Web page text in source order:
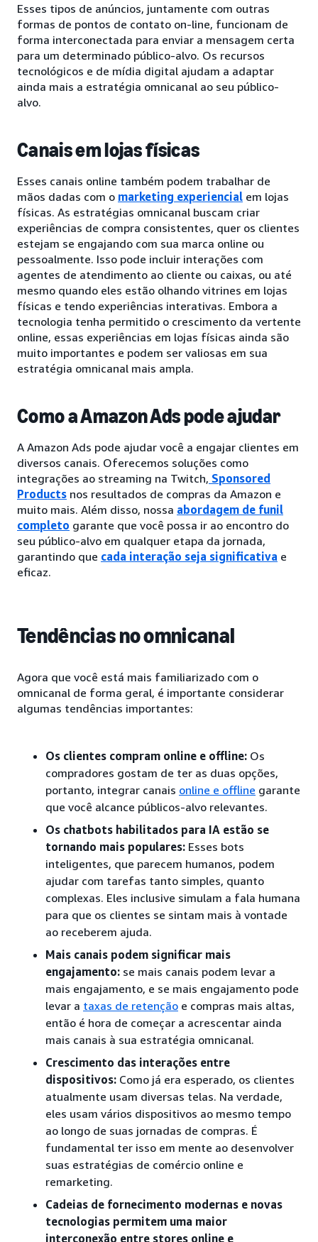
Esses tipos de anúncios, juntamente com outras
formas de pontos de contato on-line, funcionam de
forma interconectada para enviar a mensagem certa
para um determinado público-alvo. Os recursos
tecnológicos e de mídia digital ajudam a adaptar
ainda mais a estratégia omnicanal ao seu público-
alvo.
Canais em lojas físicas
Esses canais online também podem trabalhar de
mãos dadas com o marketing experiencial em lojas
físicas. As estratégias omnicanal buscam criar
experiências de compra consistentes, quer os clientes
estejam se engajando com sua marca online ou
pessoalmente. Isso pode incluir interações com
agentes de atendimento ao cliente ou caixas, ou até
mesmo quando eles estão olhando vitrines em lojas
físicas e tendo experiências interativas. Embora a
tecnologia tenha permitido o crescimento da vertente
online, essas experiências em lojas físicas ainda são
muito importantes e podem ser valiosas em sua
estratégia omnicanal mais ampla.
Como a Amazon Ads pode ajudar
A Amazon Ads pode ajudar você a engajar clientes em
diversos canais. Oferecemos soluções como
integrações ao streaming na Twitch, Sponsored
Products nos resultados de compras da Amazon e
muito mais. Além disso, nossa abordagem de funil
completo garante que você possa ir ao encontro do
seu público-alvo em qualquer etapa da jornada,
garantindo que cada interação seja significativa e
eficaz.
Tendências no omnicanal
Agora que você está mais familiarizado com o
omnicanal de forma geral, é importante considerar
algumas tendências importantes:
Os clientes compram online e offline: Os
compradores gostam de ter as duas opções,
portanto, integrar canais online e offline garante
que você alcance públicos-alvo relevantes.
Os chatbots habilitados para IA estão se
tornando mais populares: Esses bots
inteligentes, que parecem humanos, podem
ajudar com tarefas tanto simples, quanto
complexas. Eles inclusive simulam a fala humana
para que os clientes se sintam mais à vontade
ao receberem ajuda.
Mais canais podem significar mais
engajamento: se mais canais podem levar a
mais engajamento, e se mais engajamento pode
levar a taxas de retenção e compras mais altas,
então é hora de começar a acrescentar ainda
mais canais à sua estratégia omnicanal.
Crescimento das interações entre
dispositivos: Como já era esperado, os clientes
atualmente usam diversas telas. Na verdade,
eles usam vários dispositivos ao mesmo tempo
ao longo de suas jornadas de compras. É
fundamental ter isso em mente ao desenvolver
suas estratégias de comércio online e
remarketing.
Cadeias de fornecimento modernas e novas
tecnologias permitem uma maior
interconexão entre stores online e